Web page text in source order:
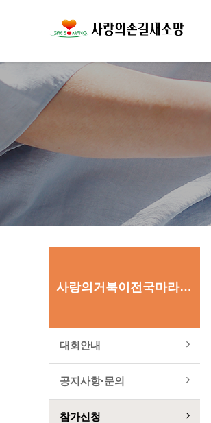
사랑의거북이전국마라톤대회
대회안내
공지사항·문의
참가신청